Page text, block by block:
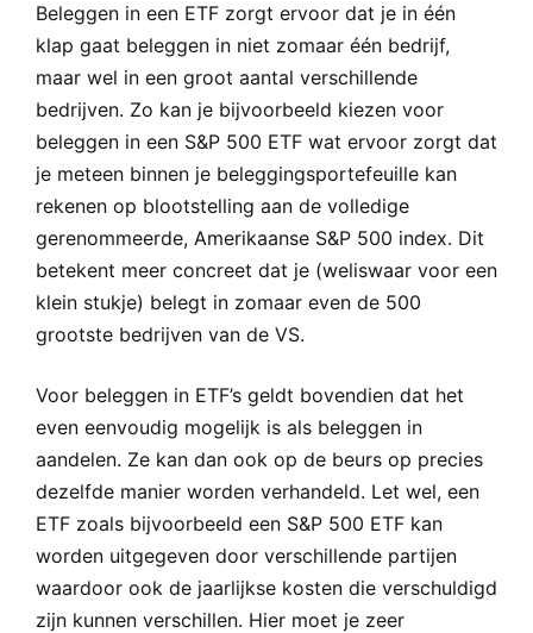
Beleggen in een ETF zorgt ervoor dat je in één
klap gaat beleggen in niet zomaar één bedrijf,
maar wel in een groot aantal verschillende
bedrijven. Zo kan je bijvoorbeeld kiezen voor
beleggen in een S&P 500 ETF wat ervoor zorgt dat
je meteen binnen je beleggingsportefeuille kan
rekenen op blootstelling aan de volledige
gerenommeerde, Amerikaanse S&P 500 index. Dit
betekent meer concreet dat je (weliswaar voor een
klein stukje) belegt in zomaar even de 500
grootste bedrijven van de VS.
Voor beleggen in ETF’s geldt bovendien dat het
even eenvoudig mogelijk is als beleggen in
aandelen. Ze kan dan ook op de beurs op precies
dezelfde manier worden verhandeld. Let wel, een
ETF zoals bijvoorbeeld een S&P 500 ETF kan
worden uitgegeven door verschillende partijen
waardoor ook de jaarlijkse kosten die verschuldigd
zijn kunnen verschillen. Hier moet je zeer